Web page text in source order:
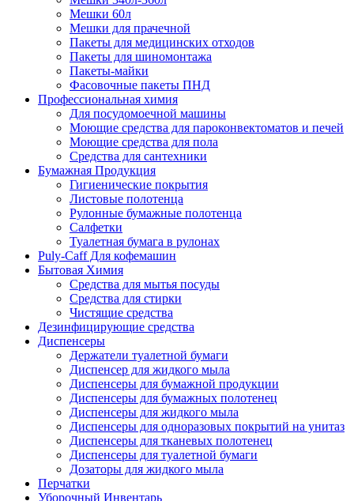
Мешки 60л
Мешки для прачечной
Пакеты для медицинских отходов
Пакеты для шиномонтажа
Пакеты-майки
Фасовочные пакеты ПНД
Профессиональная химия
Для посудомоечной машины
Моющие средства для пароконвектоматов и печей
Моющие средства для пола
Средства для сантехники
Бумажная Продукция
Гигиенические покрытия
Листовые полотенца
Рулонные бумажные полотенца
Салфетки
Туалетная бумага в рулонах
Puly-Caff Для кофемашин
Бытовая Химия
Средства для мытья посуды
Средства для стирки
Чистящие средства
Дезинфицирующие средства
Диспенсеры
Держатели туалетной бумаги
Диспенсер для жидкого мыла
Диспенсеры для бумажной продукции
Диспенсеры для бумажных полотенец
Диспенсеры для жидкого мыла
Диспенсеры для одноразовых покрытий на унитаз
Диспенсеры для тканевых полотенец
Диспенсеры для туалетной бумаги
Дозаторы для жидкого мыла
Перчатки
Уборочный Инвентарь